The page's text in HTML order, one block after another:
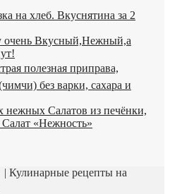
Кулинарные рецепты на